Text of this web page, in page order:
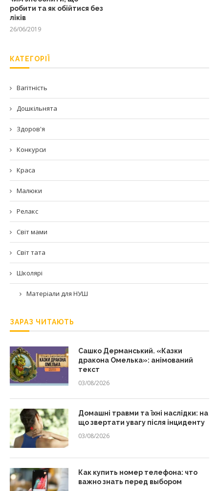
робити та як обійтися без
ліків
26/06/2019
КАТЕГОРІЇ
Вагітність
Дошкільнята
Здоров'я
Конкурси
Краса
Малюки
Релакс
Світ мами
Світ тата
Школярі
Матеріали для НУШ
ЗАРАЗ ЧИТАЮТЬ
Сашко Дерманський. «Казки
дракона Омелька»: анімований
текст
03/08/2026
Домашні травми та їхні наслідки: на
що звертати увагу після інциденту
03/08/2026
Как купить номер телефона: что
важно знать перед выбором